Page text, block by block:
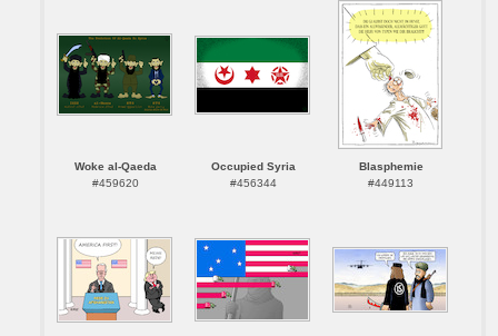
Woke al-Qaeda
#459620
Occupied Syria
#456344
Blasphemie
#449113